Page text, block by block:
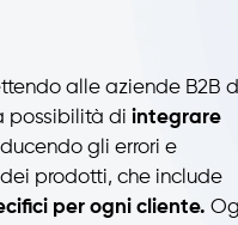
alle aziende B2B
possibilità di integrare
gli errori e
prodotti, che include
per ogni cliente.